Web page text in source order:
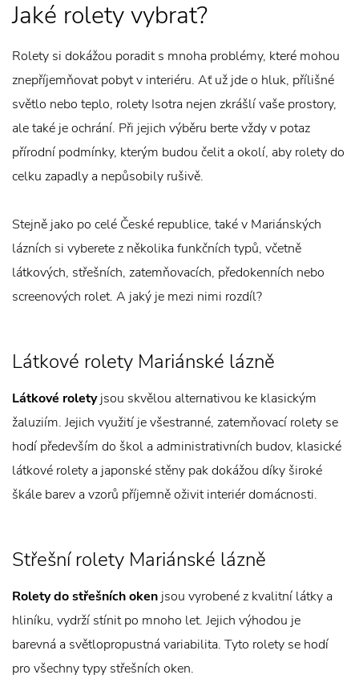
Jaké rolety vybrat?
Rolety si dokážou poradit s mnoha problémy, které mohou
znepříjemňovat pobyt v interiéru. Ať už jde o hluk, přílišné
světlo nebo teplo, rolety Isotra nejen zkrášlí vaše prostory,
ale také je ochrání. Při jejich výběru berte vždy v potaz
přírodní podmínky, kterým budou čelit a okolí, aby rolety do
celku zapadly a nepůsobily rušivě.
Stejně jako po celé České republice, také v Mariánských
lázních si vyberete z několika funkčních typů, včetně
látkových, střešních, zatemňovacích, předokenních nebo
screenových rolet. A jaký je mezi nimi rozdíl?
Látkové rolety Mariánské lázně
Látkové roletyjsou skvělou alternativou ke klasickým
žaluziím. Jejich využití je všestranné, zatemňovací rolety se
hodí především do škol a administrativních budov, klasické
látkové rolety a japonské stěny pak dokážou díky široké
škále barev a vzorů příjemně oživit interiér domácnosti.
Střešní rolety Mariánské lázně
Rolety do střešních oken jsou vyrobené z kvalitní látky a
hliníku, vydrží stínit po mnoho let. Jejich výhodou je
barevná a světlopropustná variabilita. Tyto rolety se hodí
pro všechny typy střešních oken.